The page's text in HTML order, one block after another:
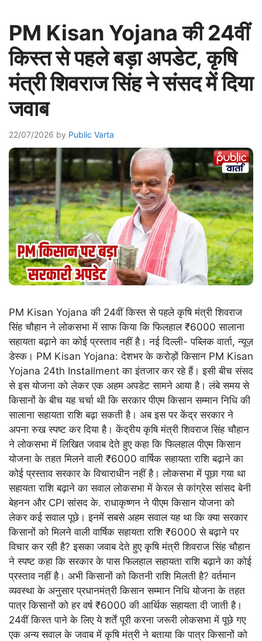
PM Kisan Yojana की 24वीं
किस्त से पहले बड़ा अपडेट, कृषि
मंत्री शिवराज सिंह ने संसद में दिया
जवाब
22/07/2026 by Public Varta
PM Kisan Yojana की 24वीं किस्त से पहले कृषि मंत्री शिवराज
सिंह चौहान ने लोकसभा में साफ किया कि फिलहाल ₹6000 सालाना
सहायता बढ़ाने का कोई प्रस्ताव नहीं है। नई दिल्ली- पब्लिक वार्ता, न्यूज़
डेस्क। PM Kisan Yojana: देशभर के करोड़ों किसान PM Kisan
Yojana 24th Installment का इंतजार कर रहे हैं। इसी बीच संसद
से इस योजना को लेकर एक अहम अपडेट सामने आया है। लंबे समय से
किसानों के बीच यह चर्चा थी कि सरकार पीएम किसान सम्मान निधि की
सालाना सहायता राशि बढ़ा सकती है। अब इस पर केंद्र सरकार ने
अपना रुख स्पष्ट कर दिया है। केंद्रीय कृषि मंत्री शिवराज सिंह चौहान
ने लोकसभा में लिखित जवाब देते हुए कहा कि फिलहाल पीएम किसान
योजना के तहत मिलने वाली ₹6000 वार्षिक सहायता राशि बढ़ाने का
कोई प्रस्ताव सरकार के विचाराधीन नहीं है। लोकसभा में पूछा गया था
सहायता राशि बढ़ाने का सवाल लोकसभा में केरल से कांग्रेस सांसद बेनी
बेहनन और CPI सांसद के. राधाकृष्णन ने पीएम किसान योजना को
लेकर कई सवाल पूछे। इनमें सबसे अहम सवाल यह था कि क्या सरकार
किसानों को मिलने वाली वार्षिक सहायता राशि ₹6000 से बढ़ाने पर
विचार कर रही है? इसका जवाब देते हुए कृषि मंत्री शिवराज सिंह चौहान
ने स्पष्ट कहा कि सरकार के पास फिलहाल सहायता राशि बढ़ाने का कोई
प्रस्ताव नहीं है। अभी किसानों को कितनी राशि मिलती है? वर्तमान
व्यवस्था के अनुसार प्रधानमंत्री किसान सम्मान निधि योजना के तहत
पात्र किसानों को हर वर्ष ₹6000 की आर्थिक सहायता दी जाती है।
24वीं किस्त पाने के लिए ये शर्तें पूरी करना जरूरी लोकसभा में पूछे गए
एक अन्य सवाल के जवाब में कृषि मंत्री ने बताया कि पात्र किसानों को